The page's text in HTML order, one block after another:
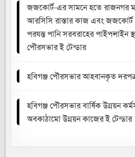
জজকোর্ট-এর সামনে হতে রাজনগর
আরসিসি রাস্তার কাজ এবং
পরযন্ত পানি সরবরাহের পাইপলাইন
পৌরসভার ই টেন্ডার
হবিগঞ্জ পৌরসভার আহবানকৃত
হবিগঞ্জ পৌরসভার বার্ষিক উন্নয়ন
অবকাঠামো উন্নয়ন কাজের ই টেন্ডার